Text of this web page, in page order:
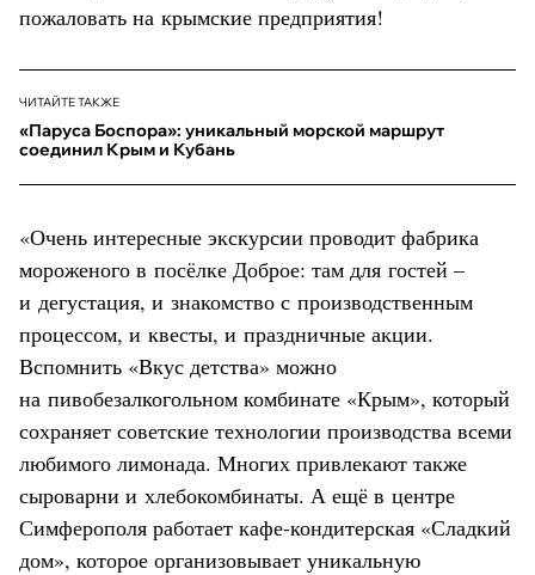
пожаловать на крымские предприятия!
ЧИТАЙТЕ ТАКЖЕ
«Паруса Боспора»: уникальный морской маршрут
соединил Крым и Кубань
«Очень интересные экскурсии проводит фабрика
мороженого в посёлке Доброе: там для гостей –
и дегустация, и знакомство с производственным
процессом, и квесты, и праздничные акции.
Вспомнить «Вкус детства» можно
на пивобезалкогольном комбинате «Крым», который
сохраняет советские технологии производства всеми
любимого лимонада. Многих привлекают также
сыроварни и хлебокомбинаты. А ещё в центре
Симферополя работает кафе-кондитерская «Сладкий
дом», которое организовывает уникальную